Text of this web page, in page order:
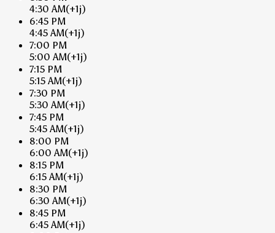
4:30 AM(+1j)
6:45 PM
4:45 AM(+1j)
7:00 PM
5:00 AM(+1j)
7:15 PM
5:15 AM(+1j)
7:30 PM
5:30 AM(+1j)
7:45 PM
5:45 AM(+1j)
8:00 PM
6:00 AM(+1j)
8:15 PM
6:15 AM(+1j)
8:30 PM
6:30 AM(+1j)
8:45 PM
6:45 AM(+1j)